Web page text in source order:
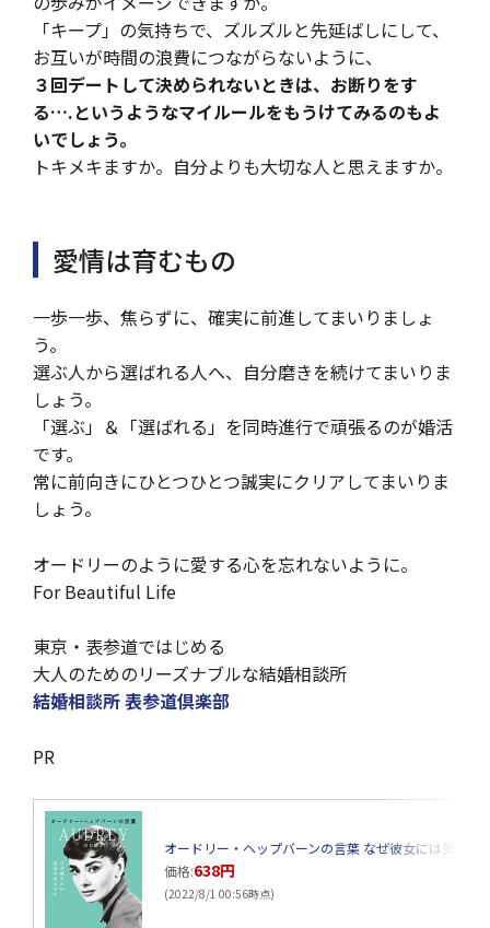
「キープ」の気持ちで、ズルズルと先延ばしにして、
お互いが時間の浪費につながらないように、
３回デートして決められないときは、お断りをす
る….というようなマイルールをもうけてみるのもよ
いでしょう。
トキメキますか。自分よりも大切な人と思えますか。
愛情は育むもの
一歩一歩、焦らずに、確実に前進してまいりましょ
う。
選ぶ人から選ばれる人へ、自分磨きを続けてまいりま
しょう。
「選ぶ」＆「選ばれる」を同時進行で頑張るのが婚活
です。
常に前向きにひとつひとつ誠実にクリアしてまいりま
しょう。
オードリーのように愛する心を忘れないように。
For Beautiful Life
東京・表参道ではじめる
大人のためのリーズナブルな結婚相談所
結婚相談所 表参道倶楽部
PR
オードリー・ヘップバーンの言葉 なぜ彼女には気品
価格:638円
(2022/8/1 00:56時点)